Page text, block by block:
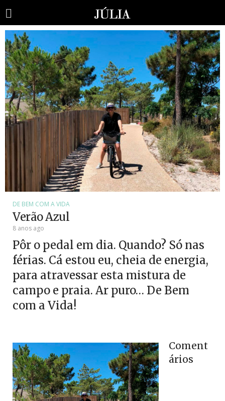
DE BEM COM A VIDA
Verão Azul
8 anos ago
Pôr o pedal em dia. Quando? Só nas
férias. Cá estou eu, cheia de energia,
para atravessar esta mistura de
campo e praia. Ar puro… De Bem
com a Vida!
Coment
ários